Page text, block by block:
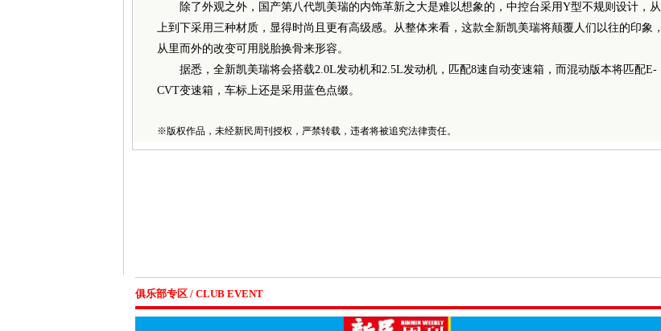
除了外观之外，国产第八代凯美瑞的内饰革新之大是难以想象的，中控台采用Y型不规则设计，从
上到下采用三种材质，显得时尚且更有高级感。从整体来看，这款全新凯美瑞将颠覆人们以往的印象，
从里而外的改变可用脱胎换骨来形容。
据悉，全新凯美瑞将会搭载2.0L发动机和2.5L发动机，匹配8速自动变速箱，而混动版本将匹配E-
CVT变速箱，车标上还是采用蓝色点缀。
※版权作品，未经新民周刊授权，严禁转载，违者将被追究法律责任。
俱乐部专区 / CLUB EVENT